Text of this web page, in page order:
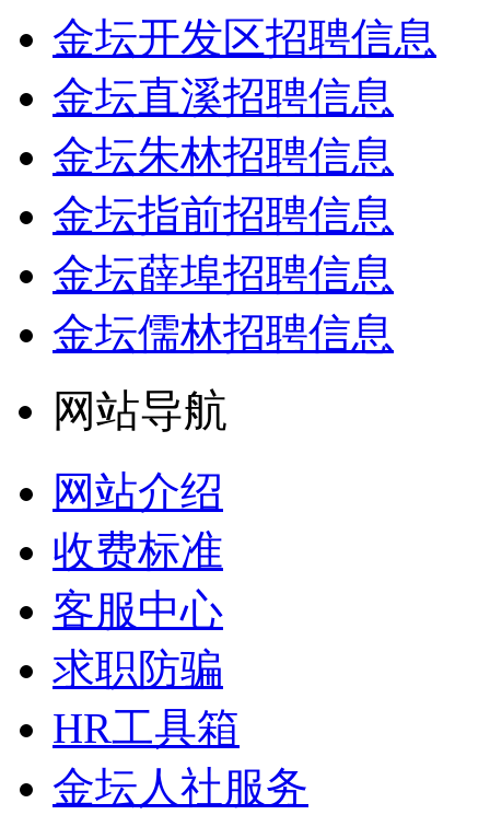
金坛开发区招聘信息
金坛直溪招聘信息
金坛朱林招聘信息
金坛指前招聘信息
金坛薛埠招聘信息
金坛儒林招聘信息
网站导航
网站介绍
收费标准
客服中心
求职防骗
HR工具箱
金坛人社服务